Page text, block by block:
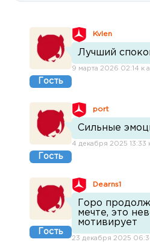
Гость
Kvlen
Лучший
9 марта 2026 02:14 к
Гость
port
Сильные
4 декабря 2025 13:33
Гость
Dearns1
Горо
мечте, это
мотивирует
23 декабря 2025